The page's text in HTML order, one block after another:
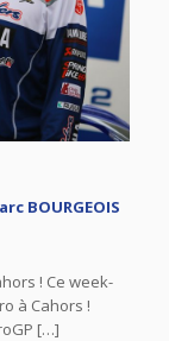
BOURGEOIS
! Ce week-
à Cahors !
[…]